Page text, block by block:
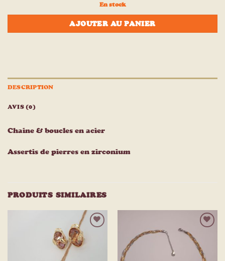
En stock
AJOUTER AU PANIER
DESCRIPTION
AVIS (0)
Chaine & boucles en acier
Assertis de pierres en zirconium
PRODUITS SIMILAIRES
Ajouter
Ajouter
à la
liste
d’envies